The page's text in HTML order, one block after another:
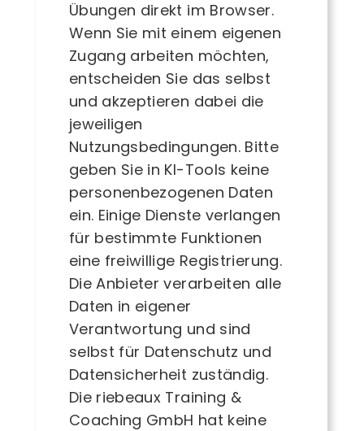
Übungen direkt im Browser.
Wenn Sie mit einem eigenen
Zugang arbeiten möchten,
entscheiden Sie das selbst
und akzeptieren dabei die
jeweiligen
Nutzungsbedingungen. Bitte
geben Sie in KI-Tools keine
personenbezogenen Daten
ein. Einige Dienste verlangen
für bestimmte Funktionen
eine freiwillige Registrierung.
Die Anbieter verarbeiten alle
Daten in eigener
Verantwortung und sind
selbst für Datenschutz und
Datensicherheit zuständig.
Die riebeaux Training &
Coaching GmbH hat keine